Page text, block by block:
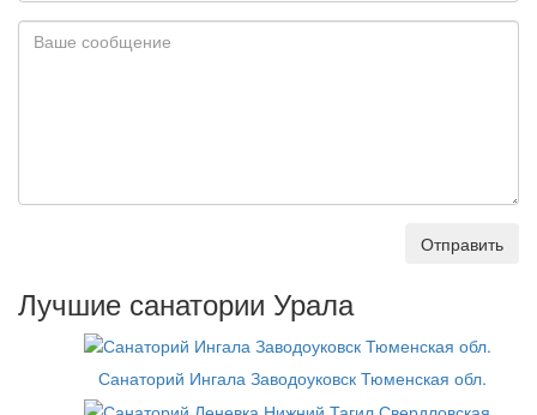
Отправить
Лучшие санатории Урала
Санаторий Ингала Заводоуковск Тюменская обл.